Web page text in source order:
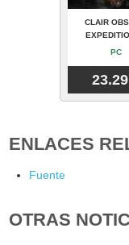
CLAIR
PC
ENLACES
Fuente
OTRAS